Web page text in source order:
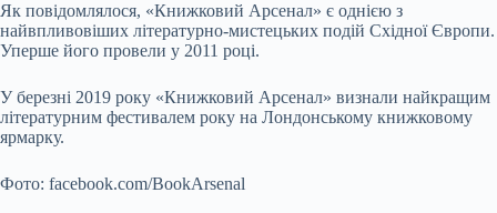
Як повідомлялося, «Книжковий Арсенал» є однією з
найвпливовіших літературно-мистецьких подій Східної Європи.
Уперше його провели у 2011 році.
У березні 2019 року «Книжковий Арсенал» визнали найкращим
літературним фестивалем року на Лондонському книжковому
ярмарку.
Фото: facebook.com/BookArsenal